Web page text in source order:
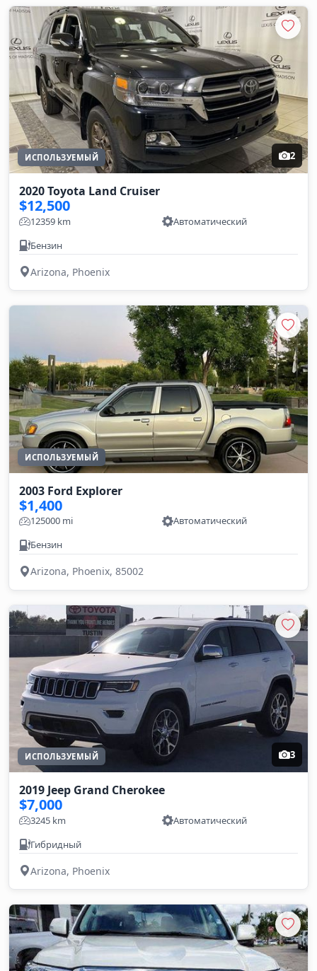
2
ИСПОЛЬЗУЕМЫЙ
2020 Toyota Land Cruiser
$12,500
12359 km
Автоматический
Бензин
Arizona, Phoenix
ИСПОЛЬЗУЕМЫЙ
2003 Ford Explorer
$1,400
125000 mi
Автоматический
Бензин
Arizona, Phoenix, 85002
3
ИСПОЛЬЗУЕМЫЙ
2019 Jeep Grand Cherokee
$7,000
3245 km
Автоматический
Гибридный
Arizona, Phoenix